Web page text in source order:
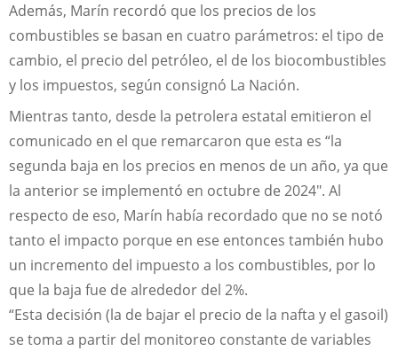
Además, Marín recordó que los precios de los
combustibles se basan en cuatro parámetros: el tipo de
cambio, el precio del petróleo, el de los biocombustibles
y los impuestos, según consignó La Nación.
Mientras tanto, desde la petrolera estatal emitieron el
comunicado en el que remarcaron que esta es “la
segunda baja en los precios en menos de un año, ya que
la anterior se implementó en octubre de 2024″. Al
respecto de eso, Marín había recordado que no se notó
tanto el impacto porque en ese entonces también hubo
un incremento del impuesto a los combustibles, por lo
que la baja fue de alrededor del 2%.
“Esta decisión (la de bajar el precio de la nafta y el gasoil)
se toma a partir del monitoreo constante de variables